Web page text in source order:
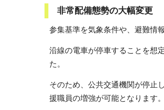
非常配備態勢の大幅変更
参集基準を気象条件や、避難情
沿線の電車が停車することを想
た。
そのため、公共交通機関が停止
援職員の増強が可能となります。